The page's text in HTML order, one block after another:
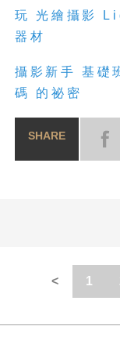
玩 光繪攝影
器材
攝影新手 基礎
碼 的祕密
SHARE
1